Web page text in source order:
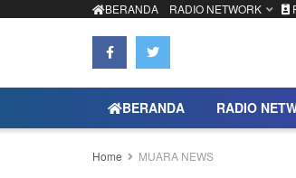
BERANDA RADIO NETWORK
BERANDA RADIO
Home MUARA NEWS